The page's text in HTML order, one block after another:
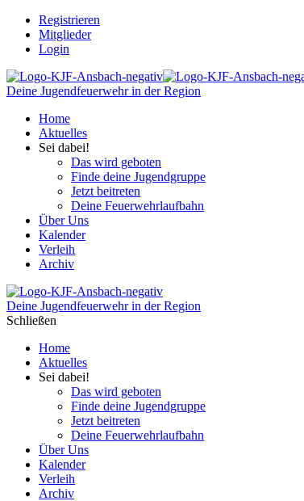
Registrieren
Mitglieder
Login
Deine Jugendfeuerwehr in der Region
Home
Aktuelles
Sei dabei!
Das wird geboten
Finde deine Jugendgruppe
Jetzt beitreten
Deine Feuerwehrlaufbahn
Über Uns
Kalender
Verleih
Archiv
Deine Jugendfeuerwehr in der Region
Schließen
Home
Aktuelles
Sei dabei!
Das wird geboten
Finde deine Jugendgruppe
Jetzt beitreten
Deine Feuerwehrlaufbahn
Über Uns
Kalender
Verleih
Archiv